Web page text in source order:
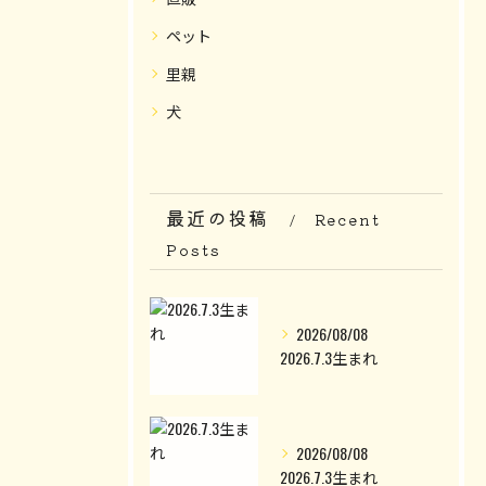
ペット
里親
犬
最近の投稿
Recent
Posts
2026/08/08
2026.7.3生まれ
2026/08/08
2026.7.3生まれ